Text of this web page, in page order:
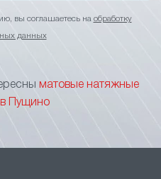
вы соглашаетесь на обработку
данных
матовые натяжные
в Пущино